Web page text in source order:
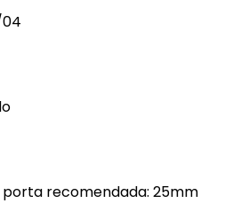
recomendada: 25mm